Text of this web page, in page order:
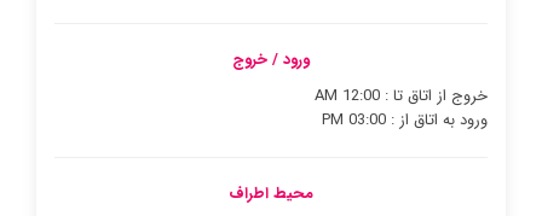
ورود / خروج
خروج از اتاق تا : 12:00 AM
ورود به اتاق از : 03:00 PM
محیط اطراف